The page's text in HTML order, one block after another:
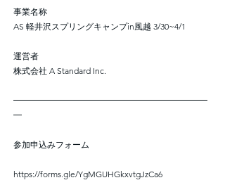
事業名称
AS 軽井沢スプリングキャンプin風越 3/30~4/1
運営者
株式会社 A Standard Inc.
━━━━━━━━━━━━━━━━━━━━━━━
━
参加申込みフォーム
https://forms.gle/YgMGUHGkxvtgJzCa6